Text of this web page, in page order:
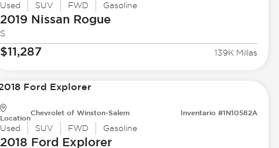
Used SUV FWD Gasoline
2019 Nissan Rogue
S
$11,287 139K Millas
Location
Chevrolet of Winston-Salem Inventario #1N10582A
Used SUV FWD Gasoline
2018 Ford Explorer